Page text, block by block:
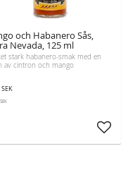
och Habanero Sås,
Nevada, 125 ml
stark habanero-smak med en
av cintron och mango
SEK
SEK